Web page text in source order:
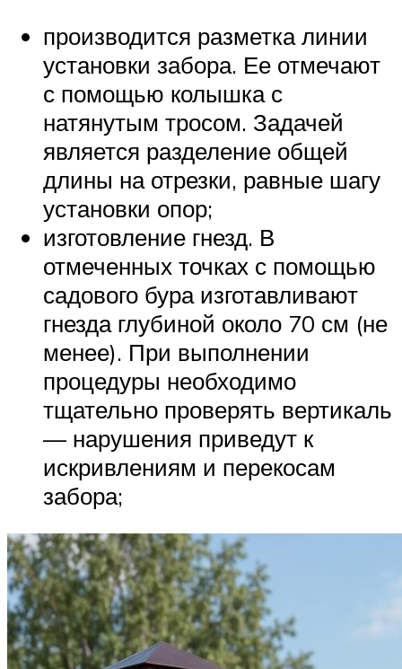
производится разметка линии
установки забора. Ее отмечают
с помощью колышка с
натянутым тросом. Задачей
является разделение общей
длины на отрезки, равные шагу
установки опор;
изготовление гнезд. В
отмеченных точках с помощью
садового бура изготавливают
гнезда глубиной около 70 см (не
менее). При выполнении
процедуры необходимо
тщательно проверять вертикаль
— нарушения приведут к
искривлениям и перекосам
забора;